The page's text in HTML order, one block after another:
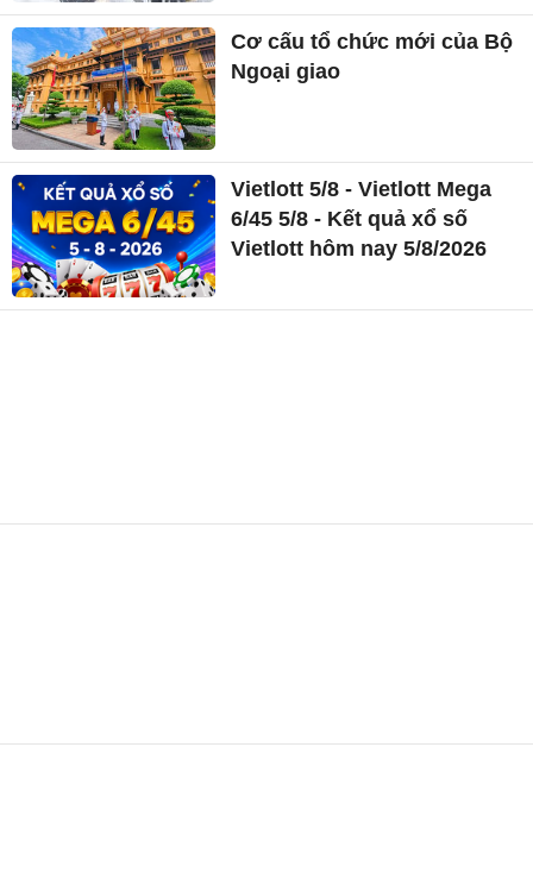
Cơ cấu tổ chức mới của Bộ
Ngoại giao
Vietlott 5/8 - Vietlott Mega
6/45 5/8 - Kết quả xổ số
Vietlott hôm nay 5/8/2026